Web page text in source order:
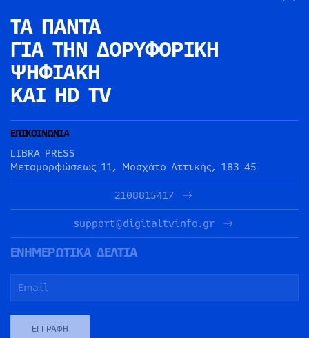
ΤΑ ΠΑΝΤΑ
ΓΙΑ ΤΗΝ ΔΟΡΥΦΟΡΙΚΗ
ΨΗΦΙΑΚΗ
ΚΑΙ HD TV
ΕΠΙΚΟΙΝΩΝΙΑ
LIBRA PRESS
Μεταμορφώσεως 11, Μοσχάτο Αττικής, 183 45
2108815417
support@digitaltvinfo.gr
ΕΝΗΜΕΡΩΤΙΚΑ ΔΕΛΤΙΑ
ΕΓΓΡΑΦΉ